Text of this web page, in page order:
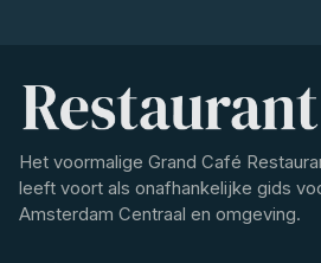
Het voormalige Grand Café
leeft voort als onafhankelijke gids
Amsterdam Centraal en omgeving.